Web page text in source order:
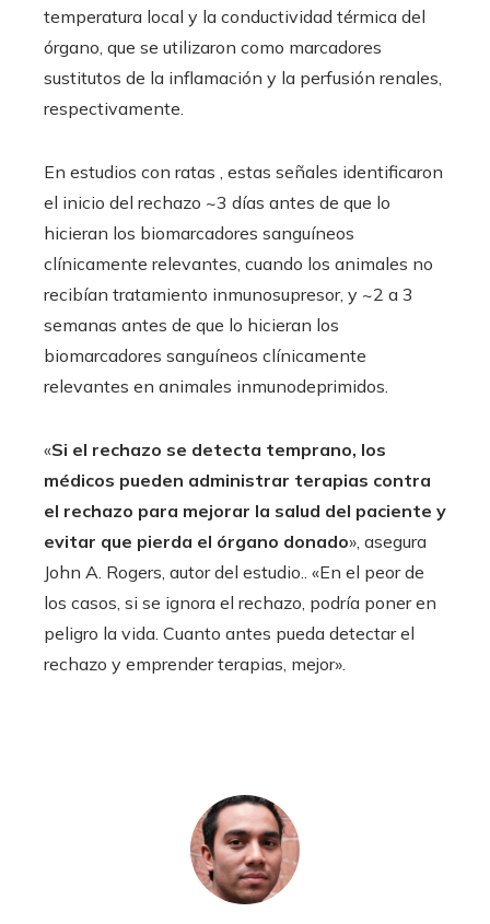
temperatura local y la conductividad térmica del
órgano, que se utilizaron como marcadores
sustitutos de la inflamación y la perfusión renales,
respectivamente.
En estudios con ratas , estas señales identificaron
el inicio del rechazo ~3 días antes de que lo
hicieran los biomarcadores sanguíneos
clínicamente relevantes, cuando los animales no
recibían tratamiento inmunosupresor, y ~2 a 3
semanas antes de que lo hicieran los
biomarcadores sanguíneos clínicamente
relevantes en animales inmunodeprimidos.
«Si el rechazo se detecta temprano, los
médicos pueden administrar terapias contra
el rechazo para mejorar la salud del paciente y
evitar que pierda el órgano donado», asegura
John A. Rogers, autor del estudio.. «En el peor de
los casos, si se ignora el rechazo, podría poner en
peligro la vida. Cuanto antes pueda detectar el
rechazo y emprender terapias, mejor».